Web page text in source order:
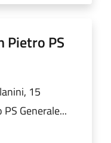
Pietro PS
15
Generale...